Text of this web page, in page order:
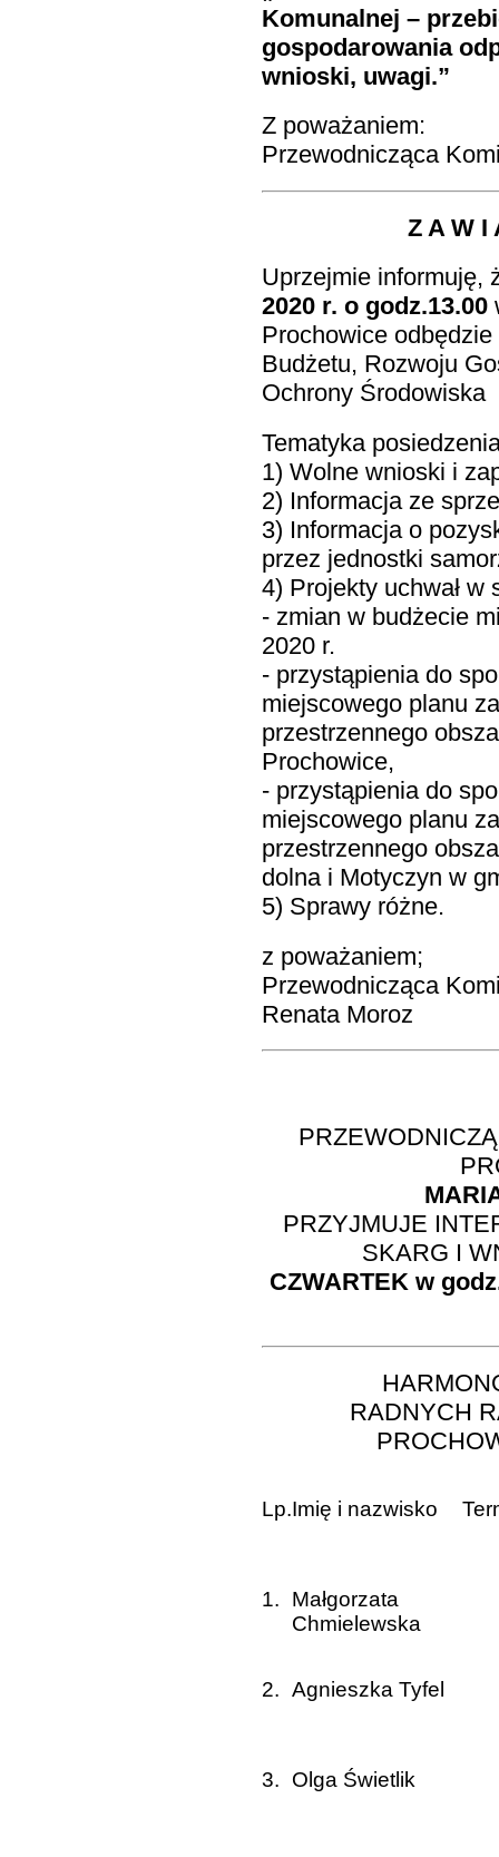
Komunalnej –
gospodarowania
wnioski, uwagi.”
Z poważaniem:
Przewodnicząca
Z A W I
Uprzejmie informuję,
2020 r. o godz.13.00
Prochowice
Budżetu, Rozwoju
Ochrony Środowiska
Tematyka
1) Wolne wnioski i
2) Informacja ze
3) Informacja o
przez jednostki
4) Projekty uchwał w
- zmian w budżecie
2020 r.
- przystąpienia do
miejscowego planu
przestrzennego
Prochowice,
- przystąpienia do
miejscowego planu
przestrzennego
dolna i Motyczyn w
5) Sprawy różne.
z poważaniem;
Przewodnicząca
Renata Moroz
PRZYJMUJE
SKARG I
CZWARTEK w
RADNYCH
Lp.Imię i nazwisko
1.
Małgorzata
Chmielewska
2. Agnieszka Tyfel
3. Olga Świetlik